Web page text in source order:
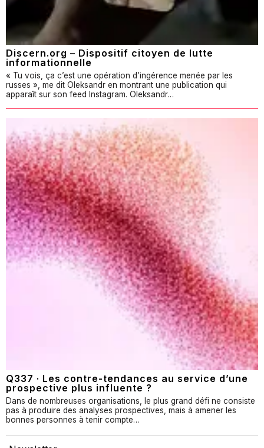
Discern.org – Dispositif citoyen de lutte
informationnelle
« Tu vois, ça c’est une opération d’ingérence menée par les
russes », me dit Oleksandr en montrant une publication qui
apparaît sur son feed Instagram. Oleksandr…
Q337 · Les contre-tendances au service d’une
prospective plus influente ?
Dans de nombreuses organisations, le plus grand défi ne consiste
pas à produire des analyses prospectives, mais à amener les
bonnes personnes à tenir compte…